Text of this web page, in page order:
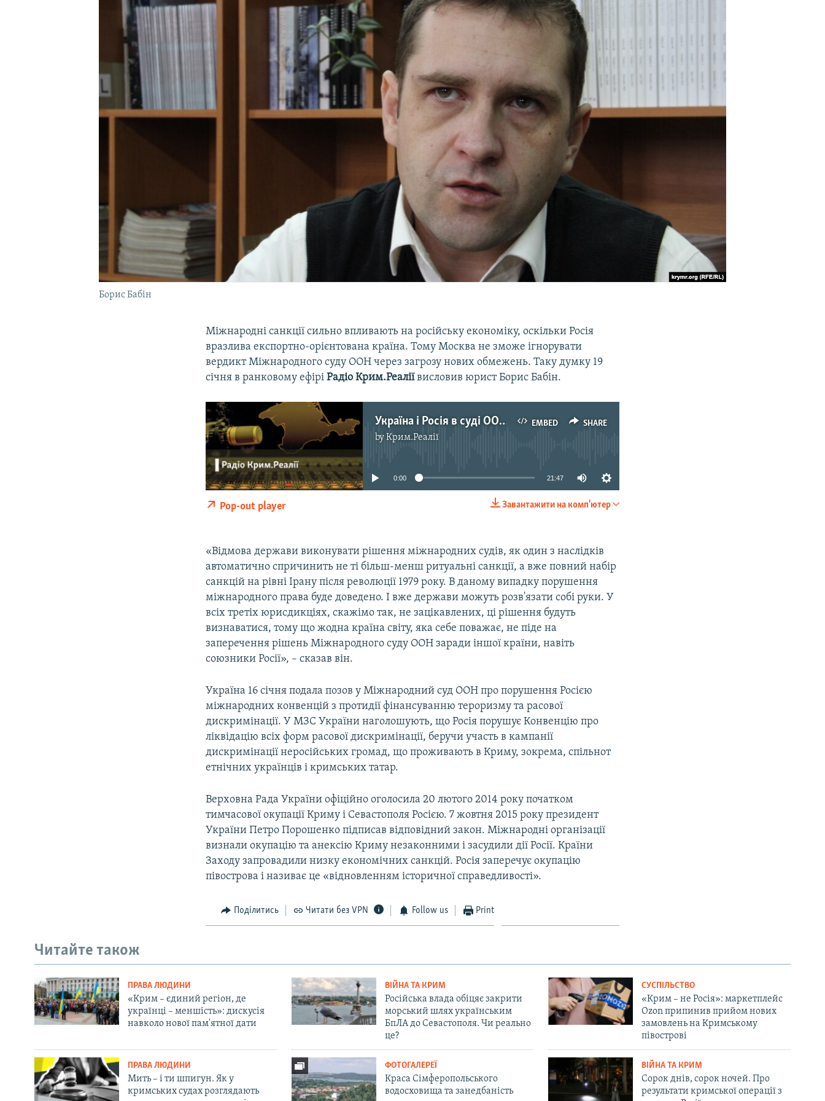
УКРАЇНСЬКА ПРОБЛЕМА КРИМУ
Борис Бабін
Міжнародні санкції сильно впливають на російську економіку, оскільки Росія
вразлива експортно-орієнтована країна. Тому Москва не зможе ігнорувати
вердикт Міжнародного суду ООН через загрозу нових обмежень. Таку думку 19
січня в ранковому ефіріРадіо Крим.Реаліївисловив юрист Борис Бабін.
EMBED SHARE
Україна і Росія в суді ООН. Битва за Крим
byКрим.Реалії
No media source currently available
0:00 21:47
Завантажити на комп'ютер
Pop-out player
«Відмова держави виконувати рішення міжнародних судів, як один з наслідків
автоматично спричинить не ті більш-менш ритуальні санкції, а вже повний набір
санкцій на рівні Ірану після революції 1979 року. В даному випадку порушення
міжнародного права буде доведено. І вже держави можуть розв'язати собі руки. У
всіх третіх юрисдикціях, скажімо так, не зацікавлених, ці рішення будуть
визнаватися, тому що жодна країна світу, яка себе поважає, не піде на
заперечення рішень Міжнародного суду ООН заради іншої країни, навіть
союзники Росії», – сказав він.
Україна 16 січня подала позов у Міжнародний суд ООН про порушення Росією
міжнародних конвенцій з протидії фінансуванню тероризму та расової
дискримінації. У МЗС України наголошують, що Росія порушує Конвенцію про
ліквідацію всіх форм расової дискримінації, беручи участь в кампанії
дискримінації неросійських громад, що проживають в Криму, зокрема, спільнот
етнічних українців і кримських татар.
Верховна Рада України офіційно оголосила 20 лютого 2014 року початком
тимчасової окупації Криму і Севастополя Росією. 7 жовтня 2015 року президент
України Петро Порошенко підписав відповідний закон. Міжнародні організації
визнали окупацію та анексію Криму незаконними і засудили дії Росії. Країни
Заходу запровадили низку економічних санкцій. Росія заперечує окупацію
півострова і називає це «відновленням історичної справедливості».
Поділитись Читати без VPN Follow us Print
Читайте також
ПРАВА ЛЮДИНИ
«Крим – єдиний регіон, де
українці – меншість»: дискусія
навколо нової пам'ятної дати
ВІЙНА ТА КРИМ
Російська влада обіцяє закрити
морський шлях українським
БпЛА до Севастополя. Чи реально
це?
СУСПІЛЬСТВО
«Крим – не Росія»: маркетплейс
Ozon припинив прийом нових
замовлень на Кримському
півострові
ПРАВА ЛЮДИНИ
Мить – і ти шпигун. Як у
кримських судах розглядають
ФОТОГАЛЕРЕЇ
Краса Сімферопольського
водосховища та занедбаність
ВІЙНА ТА КРИМ
Сорок днів, сорок ночей. Про
результати кримської операції з